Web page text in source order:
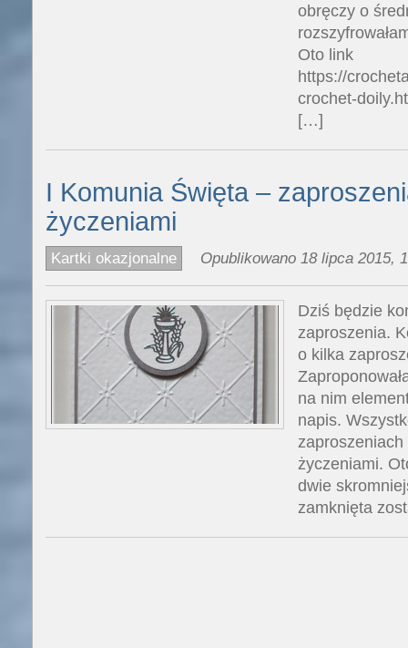
obręczy o
Oto link
https://
crochet-
[…]
I Komunia Święta –
życzeniami
Kartki okazjonalne Opublikowano 18 lipca 2015,
Dziś będzie
zaproszenia.
o kilka
na nim
napis.
zaproszeniach
życzeniami.
dwie
zamknięta